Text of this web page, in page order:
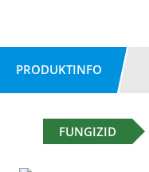
PRODUKTINFO
FUNGIZID